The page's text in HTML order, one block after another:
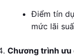
Điểm tín
mức lãi
Chương trình ưu